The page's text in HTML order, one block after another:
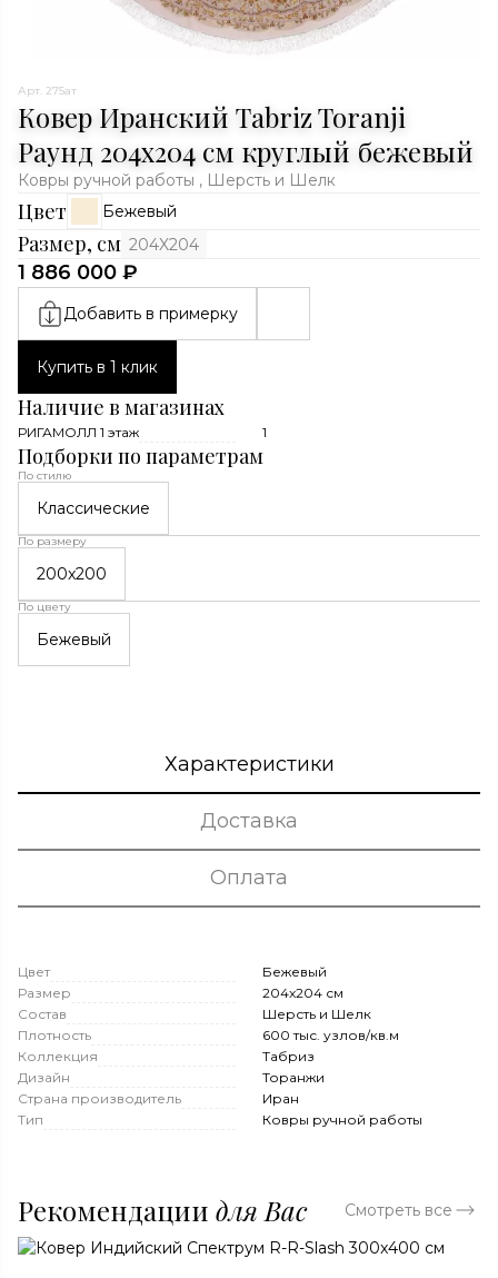
Арт. 275ат
Ковер Иранский Tabriz Toranji
Раунд 204x204 см круглый бежевый
Ковры ручной работы , Шерсть и Шелк
Цвет Бежевый
Размер, см 204X204
1 886 000 ₽
Добавить в примерку
Купить в 1 клик
Наличие в магазинах
РИГАМОЛЛ 1 этаж 1
Подборки по параметрам
По стилю
Классические
По размеру
200x200
По цвету
Бежевый
Характеристики
Доставка
Оплата
Цвет
Бежевый
Размер
204x204 см
Состав
Шерсть и Шелк
Плотность
600 тыс. узлов/кв.м
Коллекция
Табриз
Дизайн
Торанжи
Страна производитель
Иран
Тип
Ковры ручной работы
Рекомендации для Вас Смотреть все